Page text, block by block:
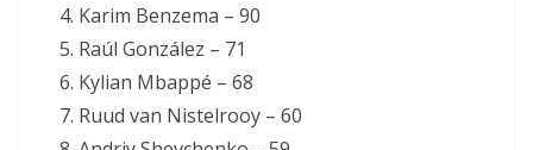
Karim Benzema – 90
Raúl González – 71
Kylian Mbappé – 68
Ruud van Nistelrooy – 60